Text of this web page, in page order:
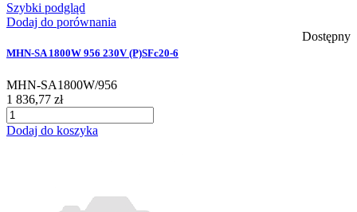
Szybki podgląd
Dodaj do porównania
Dostępny
MHN-SA 1800W 956 230V (P)SFc20-6
MHN-SA1800W/956
1 836,77 zł
Dodaj do koszyka